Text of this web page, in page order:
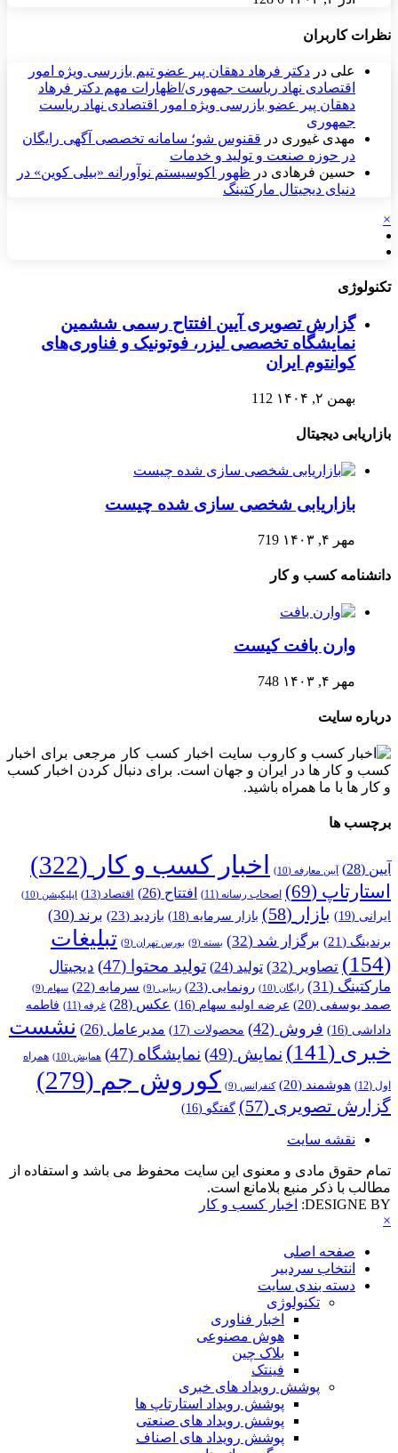
نظرات کاربران
علی در دکتر فرهاد دهقان پیر عضو تيم بازرسی ويژه امور
اقتصادی نهاد رياست جمهوری/اظهارات مهم دکتر فرهاد
دهقان پیر عضو بازرسی ویژه امور اقتصادی نهاد ریاست
جمهوری
مهدی غیوری در ققنوس شو؛ سامانه تخصصی آگهی رایگان
در حوزه صنعت و تولید و خدمات
حسین فرهادی در ظهور اکوسیستم نوآورانه «بیلی کوین» در
دنیای دیجیتال مارکتینگ
×
تکنولوژی
گزارش تصویری آیین افتتاح رسمی ششمین
نمایشگاه تخصصی لیزر، فوتونیک و فناوری‌های
کوانتوم ایران
بهمن ۲, ۱۴۰۴ 112
بازاریابی دیجیتال
بازاریابی شخصی سازی شده چیست
مهر ۴, ۱۴۰۳ 719
دانشنامه کسب و کار
وارن بافت کیست
مهر ۴, ۱۴۰۳ 748
درباره سایت
وب سایت اخبار کسب کار مرجعی برای اخبار
کسب و کار ها در ایران و جهان است. برای دنبال کردن اخبار کسب
و کار ها با ما همراه باشید.
برچسب ها
آیین (28) آیین معارفه (10) اخبار کسب و کار (322)
استارتاپ (69) اصحاب رسانه (11) افتتاح (26) اقتصاد (13) اپلیکیشن (10)
ایرانی (19) بازار (58) بازار سرمایه (18) بازدید (23) برند (30)
برندینگ (21) برگزار شد (32) بسته (9) بورس تهران (9)
تبلیغات
(154)
تصاویر (32) تولید (24) تولید محتوا (47)
دیجیتال
مارکتینگ (31) رایگان (10) رونمایی (23) زیبایی (9) سرمایه (22) سهام (9)
صمد یوسفی (20) عرضه اولیه سهام (16) عکس (28) غرفه (11)
فاطمه
داداشی (16) فروش (42) محصولات (17) مدیرعامل (26)
نشست
خبری (141) نمایش (49) نمایشگاه (47) همایش (10) همراه
اول (12) هوشمند (20) کنفرانس (9) کوروش جم (279)
گزارش تصویری (57) گفتگو (16)
نقشه سایت
تمام حقوق مادی و معنوی این سایت محفوظ می باشد و استفاده از
مطالب با ذکر منبع بلامانع است.
DESIGNE BY:
اخبار کسب و کار
×
صفحه اصلی
انتخاب سردبیر
دسته بندی سایت
تکنولوژی
اخبار فناوری
هوش مصنوعی
بلاک چین
فینتک
پوشش رویداد های خبری
پوشش رویداد استارتاپ ها
پوشش رویداد های صنعتی
پوشش رویداد های اصناف